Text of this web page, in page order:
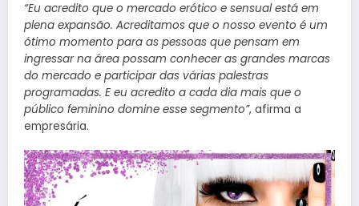
“Eu acredito que o mercado erótico e sensual está em
plena expansão. Acreditamos que o nosso evento é um
ótimo momento para as pessoas que pensam em
ingressar na área possam conhecer as grandes marcas
do mercado e participar das várias palestras
programadas. E eu acredito a cada dia mais que o
público feminino domine esse segmento”, afirma a
empresária.